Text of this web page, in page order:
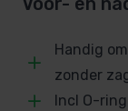
Handig
zonder
Incl O-ring